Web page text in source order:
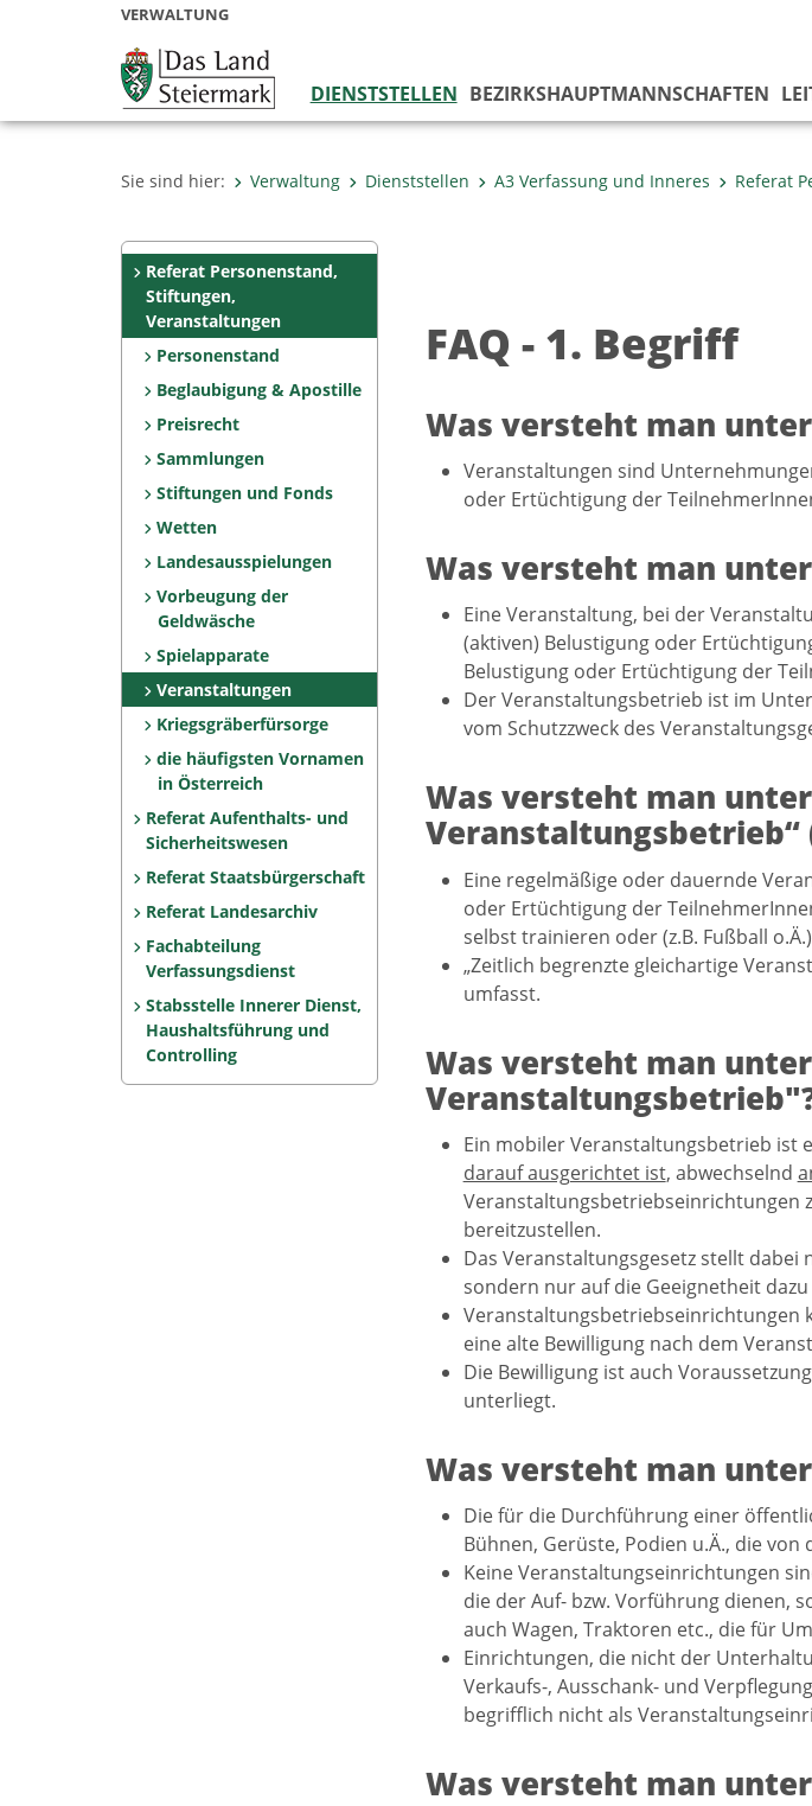
VERWALTUNG
DIENSTSTELLEN BEZIRKS­HAUPTMANNSCHAFTEN
Sie sind hier: Verwaltung Dienststellen A3 Verfassung und Inneres Referat
Referat Personenstand,
Stiftungen,
Veranstaltungen
Personenstand
Beglaubigung & Apostille
Preisrecht
Sammlungen
Stiftungen und Fonds
Wetten
Landesausspielungen
Vorbeugung der
Geldwäsche
Spielapparate
Veranstaltungen
Kriegsgräberfürsorge
die häufigsten Vornamen
in Österreich
Referat Aufenthalts- und
Sicherheitswesen
Referat Staatsbürgerschaft
Referat Landesarchiv
Fachabteilung
Verfassungs­dienst
Stabsstelle Innerer Dienst,
Haushaltsführung und
Controlling
FAQ - 1. Begriff
Was versteht man
Veranstaltungen sind
oder Ertüchtigung der
Was versteht man
Eine Veranstaltung, bei der
(aktiven) Belustigung oder
Belustigung oder Ertüchtigung der
Der Veranstaltungsbetrieb ist im
vom Schutzzweck des
Was versteht man
Veranstaltungsbetrieb“
Eine regelmäßige oder dauernde
oder Ertüchtigung der
selbst trainieren oder (z.B. Fußball
„Zeitlich begrenzte gleichartige
umfasst.
Was versteht man
Ein mobiler Veranstaltungsbetrieb ist
darauf ausgerichtet ist, abwechselnd
Veranstaltungsbetriebseinrichtungen
bereitzustellen.
Das Veranstaltungsgesetz stellt
sondern nur auf die Geeignetheit dazu
Veranstaltungsbetriebseinrichtungen
eine alte Bewilligung nach dem
Die Bewilligung ist auch
unterliegt.
Was versteht man
Die für die Durchführung einer
Bühnen, Gerüste, Podien u.Ä., die
Keine Veranstaltungseinrichtungen
die der Auf- bzw. Vorführung dienen,
auch Wagen, Traktoren etc., die für
Einrichtungen, die nicht der
Verkaufs-, Ausschank- und
begrifflich nicht als
Was versteht man